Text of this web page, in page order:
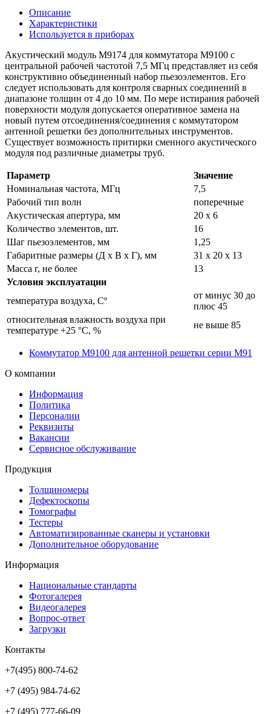
Описание
Характеристики
Используется в приборах
Акустический модуль М9174 для коммутатора М9100 с
центральной рабочей частотой 7,5 МГц представляет из себя
конструктивно объединенный набор пьезоэлементов. Его
следует использовать для контроля сварных соединений в
диапазоне толщин от 4 до 10 мм. По мере истирания рабочей
поверхности модуля допускается оперативное замена на
новый путем отсоединения/соединения с коммутатором
антенной решетки без дополнительных инструментов.
Существует возможность притирки сменного акустического
модуля под различные диаметры труб.
Параметр
Значение
Номинальная частота, МГц
7,5
Рабочий тип волн
поперечные
Акустическая апертура, мм
20 x 6
Количество элементов, шт.
16
Шаг пьезоэлементов, мм
1,25
Габаритные размеры (Д x В x Г), мм
31 x 20 x 13
Масса г, не более
13
Условия эксплуатации
температура воздуха, Сº
от минус 30 до
плюс 45
относительная влажность воздуха при
температуре +25 °С, %
не выше 85
Коммутатор М9100 для антенной решетки серии М91
О компании
Информация
Политика
Персоналии
Реквизиты
Вакансии
Сервисное обслуживание
Продукция
Толщиномеры
Дефектоскопы
Томографы
Тестеры
Автоматизированные сканеры и установки
Дополнительное оборудование
Информация
Национальные стандарты
Фотогалерея
Видеогалерея
Вопрос-ответ
Загрузки
Контакты
+7(495) 800-74-62
+7 (495) 984-74-62
+7 (495) 777-66-09